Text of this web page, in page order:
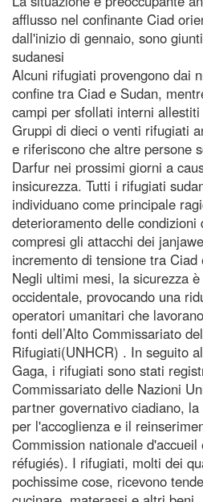
afflusso nel confinante Ciad
dall'inizio di gennaio, sono
sudanesi
Alcuni rifugiati provengono dai
confine tra Ciad e Sudan,
campi per sfollati interni
Gruppi di dieci o venti rifugiati
e riferiscono che altre persone
Darfur nei prossimi giorni a
insicurezza. Tutti i rifugiati
individuano come principale
deterioramento delle condizioni
compresi gli attacchi dei
incremento di tensione tra Ciad
Negli ultimi mesi, la sicurezza
occidentale, provocando una
operatori umanitari che
fonti dell’Alto Commissariato
Rifugiati(UNHCR) . In seguito
Gaga, i rifugiati sono stati
Commissariato delle Nazioni
partner governativo ciadiano,
per l'accoglienza e il
Commission nationale
réfugiés). I rifugiati, molti dei
pochissime cose, ricevono